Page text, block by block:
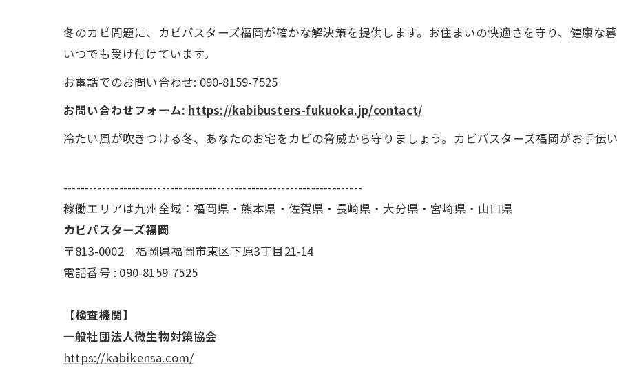
冬のカビ問題に、カビバスターズ福岡が確かな解決策を提供します。お住まいの快適さを守り、健康な
いつでも受け付けています。
お電話でのお問い合わせ: 090-8159-7525
お問い合わせフォーム: https://kabibusters-fukuoka.jp/contact/
冷たい風が吹きつける冬、あなたのお宅をカビの脅威から守りましょう。カビバスターズ福岡がお手伝
----------------------------------------------------------------------
稼働エリアは九州全域：福岡県・熊本県・佐賀県・長崎県・大分県・宮崎県・山口県
カビバスターズ福岡
〒813-0002 福岡県福岡市東区下原3丁目21-14
電話番号 : 090-8159-7525
【検査機関】
一般社団法人微生物対策協会
https://kabikensa.com/